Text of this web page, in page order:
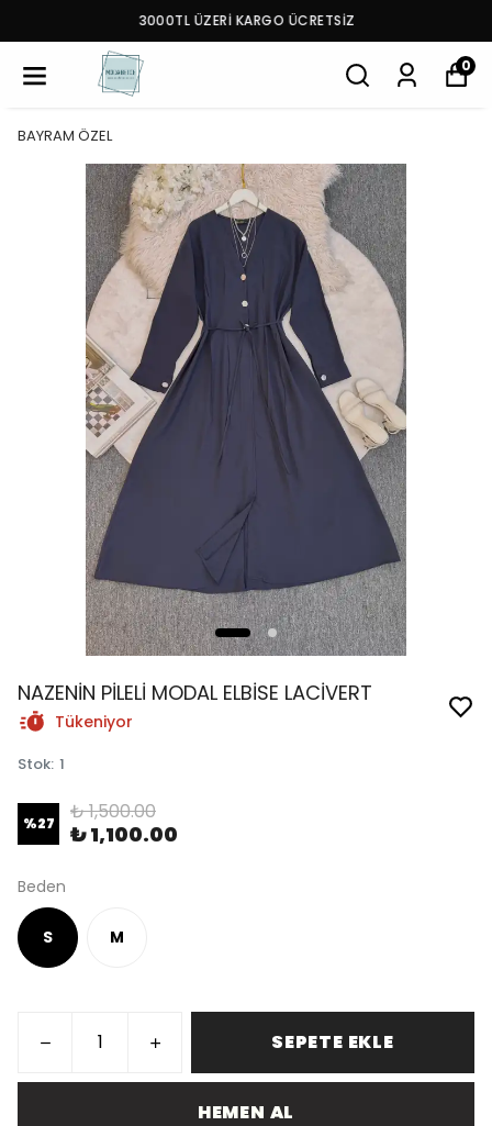
3000TL ÜZERİ KARGO ÜCRETSİZ
0
BAYRAM ÖZEL
NAZENİN PİLELİ MODAL ELBİSE LACİVERT
Tükeniyor
Stok: 1
%27 ₺ 1,500.00
₺ 1,100.00
Beden
S M
SEPETE EKLE
HEMEN AL